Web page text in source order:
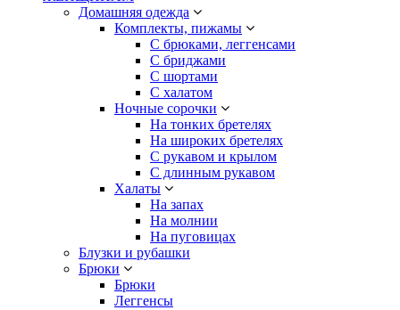
Домашняя одежда
Комплекты, пижамы
С брюками, леггенсами
С бриджами
С шортами
С халатом
Ночные сорочки
На тонких бретелях
На широких бретелях
С рукавом и крылом
С длинным рукавом
Халаты
На запах
На молнии
На пуговицах
Блузки и рубашки
Брюки
Брюки
Леггенсы